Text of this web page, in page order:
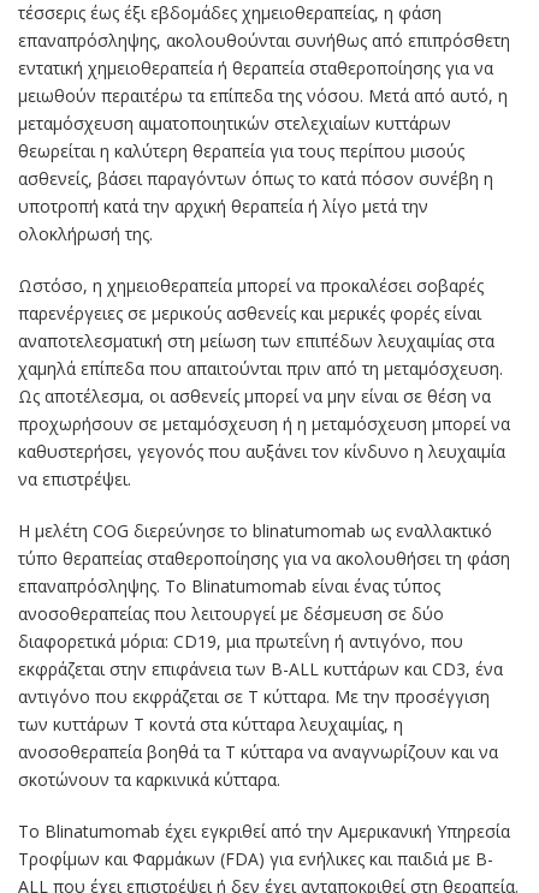
τέσσερις έως έξι εβδομάδες χημειοθεραπείας, η φάση
επαναπρόσληψης, ακολουθούνται συνήθως από επιπρόσθετη
εντατική χημειοθεραπεία ή θεραπεία σταθεροποίησης για να
μειωθούν περαιτέρω τα επίπεδα της νόσου. Μετά από αυτό, η
μεταμόσχευση αιματοποιητικών στελεχιαίων κυττάρων
θεωρείται η καλύτερη θεραπεία για τους περίπου μισούς
ασθενείς, βάσει παραγόντων όπως το κατά πόσον συνέβη η
υποτροπή κατά την αρχική θεραπεία ή λίγο μετά την
ολοκλήρωσή της.
Ωστόσο, η χημειοθεραπεία μπορεί να προκαλέσει σοβαρές
παρενέργειες σε μερικούς ασθενείς και μερικές φορές είναι
αναποτελεσματική στη μείωση των επιπέδων λευχαιμίας στα
χαμηλά επίπεδα που απαιτούνται πριν από τη μεταμόσχευση.
Ως αποτέλεσμα, οι ασθενείς μπορεί να μην είναι σε θέση να
προχωρήσουν σε μεταμόσχευση ή η μεταμόσχευση μπορεί να
καθυστερήσει, γεγονός που αυξάνει τον κίνδυνο η λευχαιμία
να επιστρέψει.
Η μελέτη COG διερεύνησε το blinatumomab ως εναλλακτικό
τύπο θεραπείας σταθεροποίησης για να ακολουθήσει τη φάση
επαναπρόσληψης. Το Blinatumomab είναι ένας τύπος
ανοσοθεραπείας που λειτουργεί με δέσμευση σε δύο
διαφορετικά μόρια: CD19, μια πρωτεΐνη ή αντιγόνο, που
εκφράζεται στην επιφάνεια των Β-ALL κυττάρων και CD3, ένα
αντιγόνο που εκφράζεται σε Τ κύτταρα. Με την προσέγγιση
των κυττάρων Τ κοντά στα κύτταρα λευχαιμίας, η
ανοσοθεραπεία βοηθά τα Τ κύτταρα να αναγνωρίζουν και να
σκοτώνουν τα καρκινικά κύτταρα.
Το Blinatumomab έχει εγκριθεί από την Αμερικανική Υπηρεσία
Τροφίμων και Φαρμάκων (FDA) για ενήλικες και παιδιά με B-
ALL που έχει επιστρέψει ή δεν έχει ανταποκριθεί στη θεραπεία.